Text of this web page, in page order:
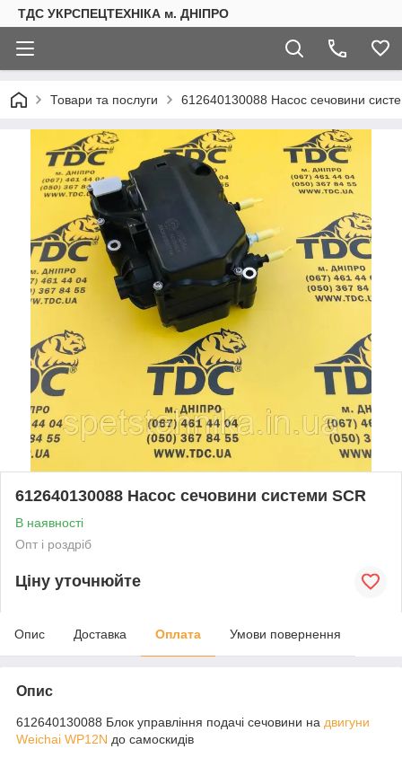
ТДС УКРСПЕЦТЕХНІКА м. ДНІПРО
Товари та послуги 612640130088 Насос сечовини
612640130088 Насос сечовини системи SCR
В наявності
Опт і роздріб
Ціну уточнюйте
Опис Доставка Оплата Умови повернення
Опис
612640130088 Блок управління подачі сечовини на двигуни
Weichai WP12N до самоскидів